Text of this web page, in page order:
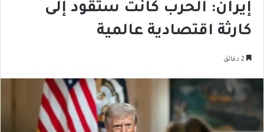
إيران: الحرب كانت ستقود إلى
كارثة اقتصادية عالمية